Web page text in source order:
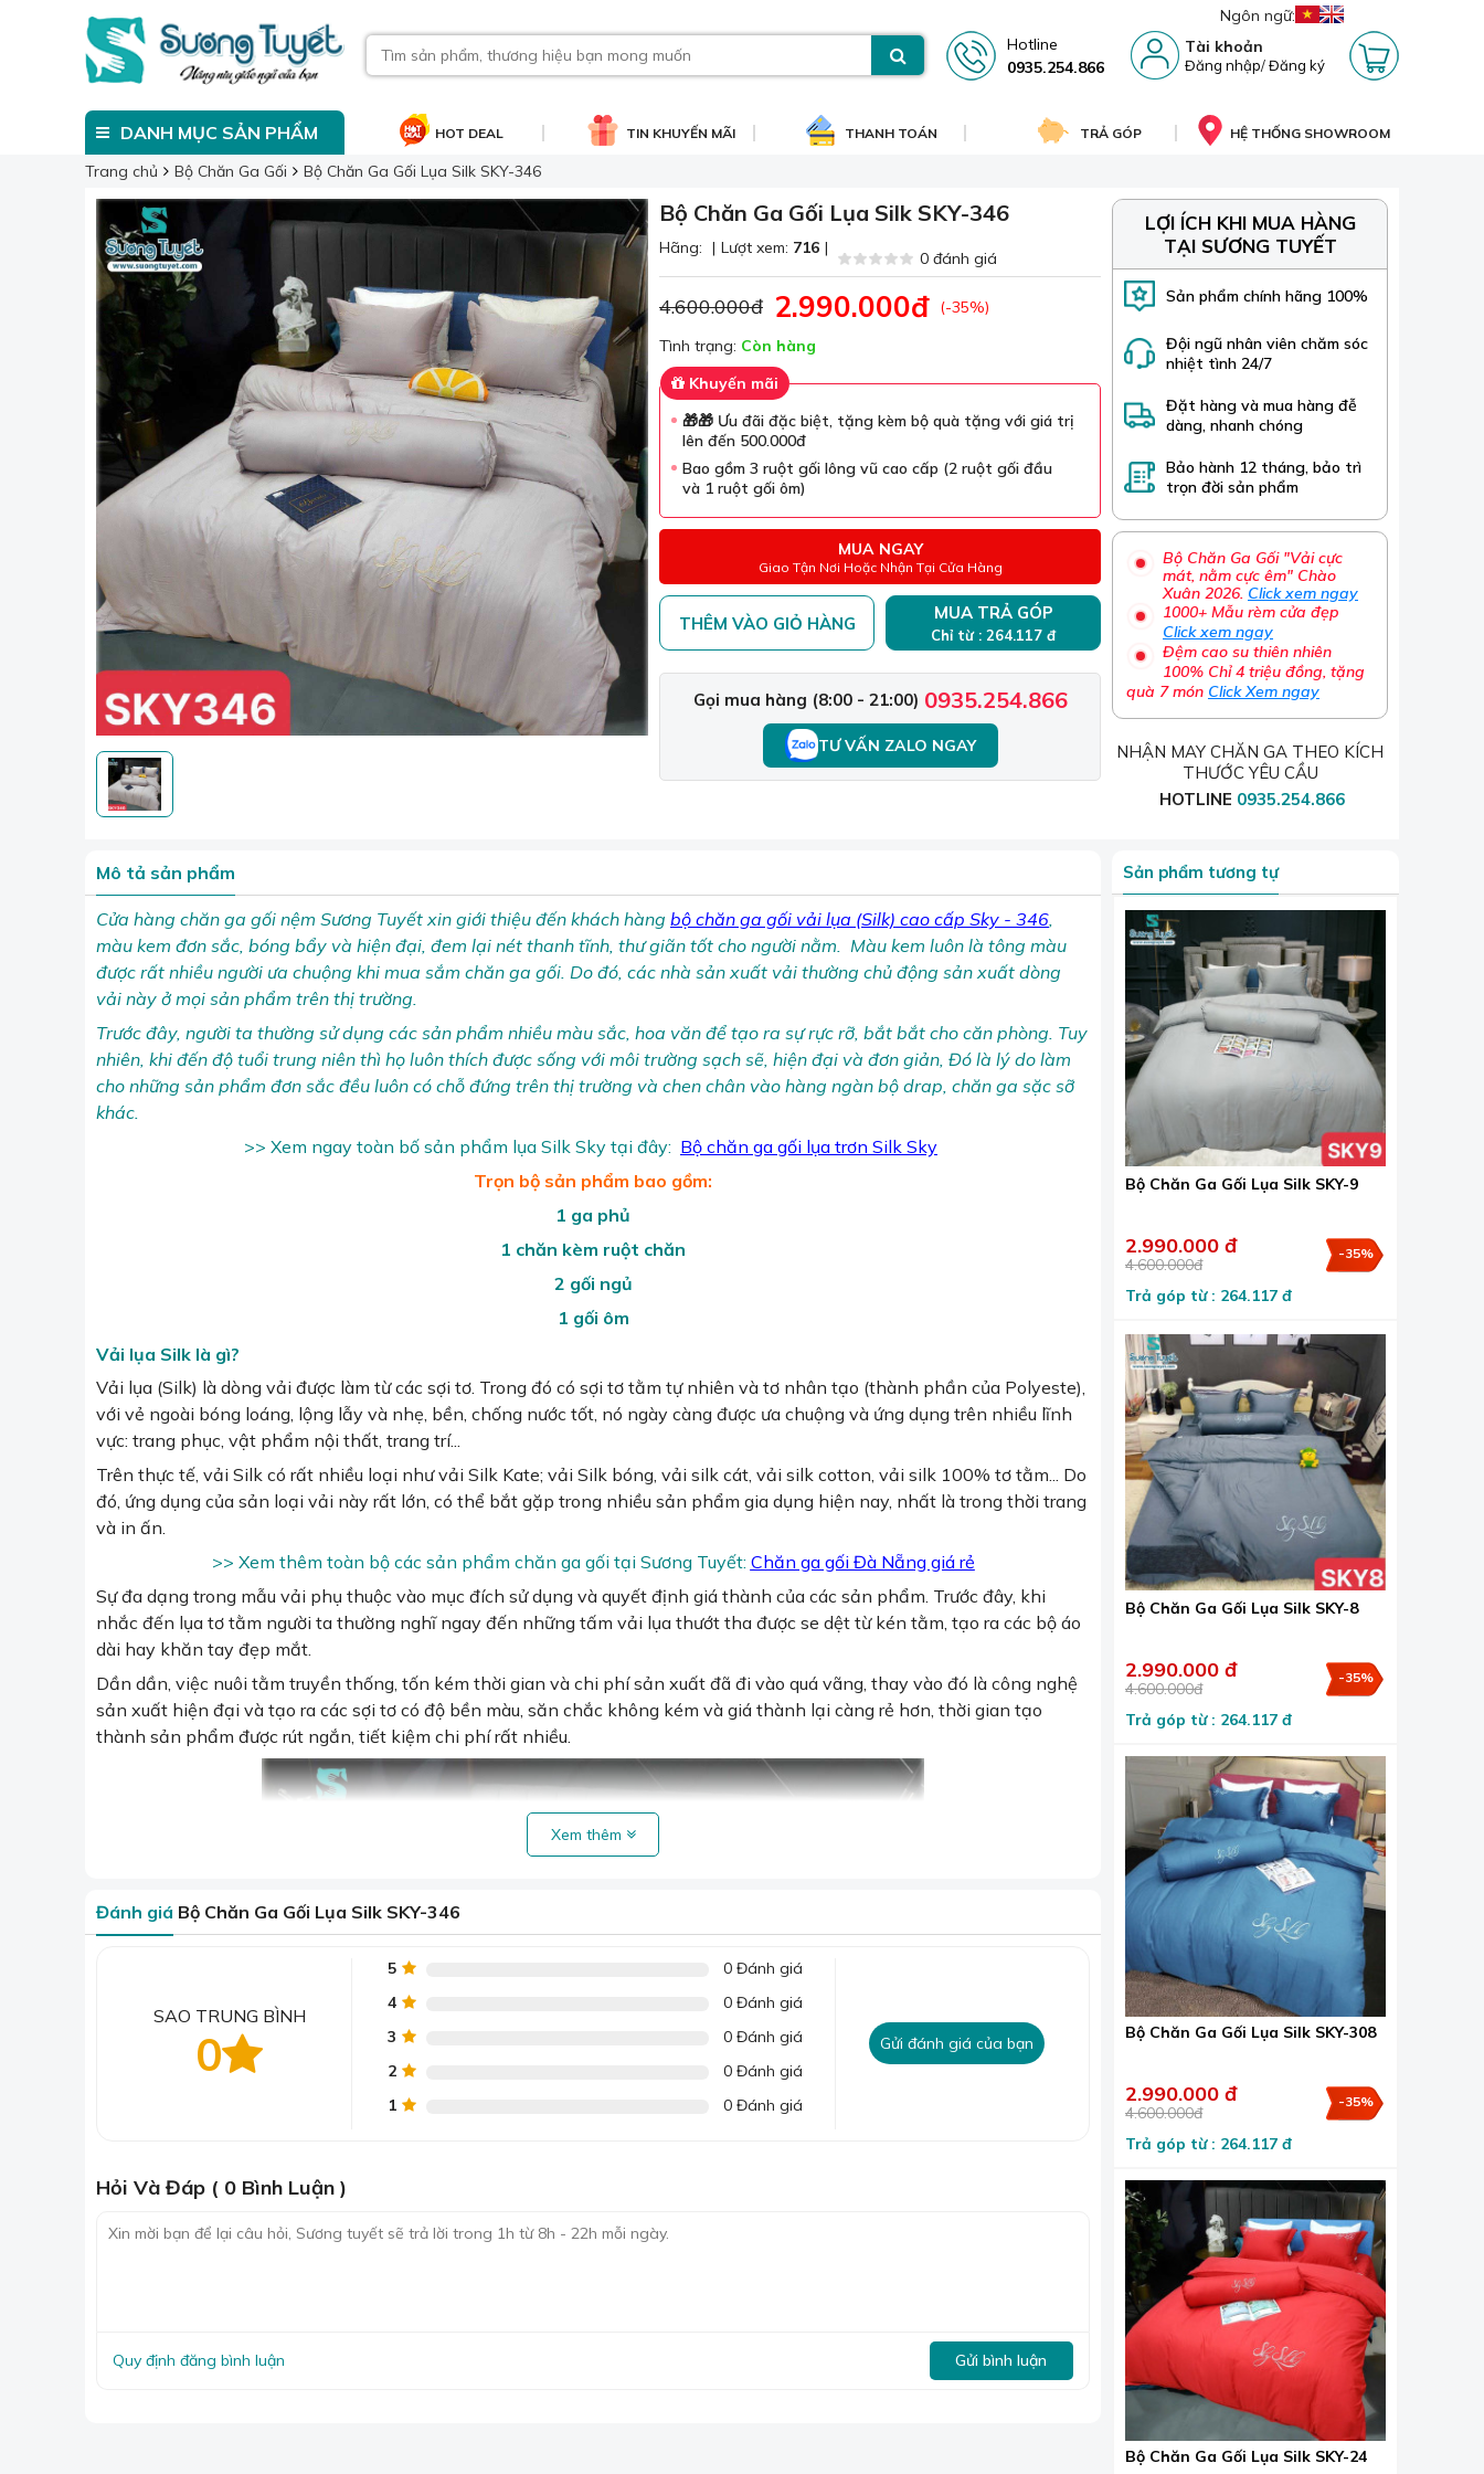
Ngôn ngữ:
Hotline
0935.254.866
Tài khoản
Đăng nhập/Đăng ký
DANH MỤC SẢN PHẨM HOT DEAL TIN KHUYẾN MÃI THANH TOÁN TRẢ GÓP HỆ THỐNG SHOWROOM
Trang chủ Bộ Chăn Ga Gối Bộ Chăn Ga Gối Lụa Silk SKY-346
Bộ Chăn Ga Gối Lụa Silk SKY-346
Hãng: | Lượt xem: 716 |
0 đánh giá
4.600.000đ 2.990.000đ
(-35%)
Tình trạng: Còn hàng
Khuyến mãi
🎁🎁 Ưu đãi đặc biệt, tặng kèm bộ quà tặng với giá trị
lên đến 500.000đ
Bao gồm 3 ruột gối lông vũ cao cấp (2 ruột gối đầu
và 1 ruột gối ôm)
MUA NGAY
Giao Tận Nơi Hoặc Nhận Tại Cửa Hàng
THÊM VÀO GIỎ HÀNG MUA TRẢ GÓP
Chỉ từ : 264.117 đ
Gọi mua hàng (8:00 - 21:00) 0935.254.866
TƯ VẤN ZALO NGAY
LỢI ÍCH KHI MUA HÀNG
TẠI SƯƠNG TUYẾT
Sản phẩm chính hãng 100%
Đội ngũ nhân viên chăm sóc
nhiệt tình 24/7
Đặt hàng và mua hàng đễ
dàng, nhanh chóng
Bảo hành 12 tháng, bảo trì
trọn đời sản phẩm
Bộ Chăn Ga Gối "Vải cực
mát, nằm cực êm" Chào
Xuân 2026. Click xem ngay
1000+ Mẫu rèm cửa đẹp
Click xem ngay
Đệm cao su thiên nhiên
100% Chỉ 4 triệu đồng, tặng
quà 7 món Click Xem ngay
NHẬN MAY CHĂN GA THEO KÍCH
THƯỚC YÊU CẦU
HOTLINE 0935.254.866
Mô tả sản phẩm
Cửa hàng chăn ga gối nệm Sương Tuyết xin giới thiệu đến khách hàng bộ chăn ga gối vải lụa (Silk) cao cấp Sky - 346
màu kem đơn sắc, bóng bẩy và hiện đại, đem lại nét thanh tĩnh, thư giãn tốt cho người nằm. Màu kem luôn là tông màu
được rất nhiều người ưa chuộng khi mua sắm chăn ga gối. Do đó, các nhà sản xuất vải thường chủ động sản xuất dòng
vải này ở mọi sản phẩm trên thị trường.
Trước đây, người ta thường sử dụng các sản phẩm nhiều màu sắc, hoa văn để tạo ra sự rực rỡ, bắt bắt cho căn phòng. Tuy
nhiên, khi đến độ tuổi trung niên thì họ luôn thích được sống với môi trường sạch sẽ, hiện đại và đơn giản, Đó là lý do làm
cho những sản phẩm đơn sắc đều luôn có chỗ đứng trên thị trường và chen chân vào hàng ngàn bộ drap, chăn ga sặc sỡ
khác.
>> Xem ngay toàn bố sản phẩm lụa Silk Sky tại đây: Bộ chăn ga gối lụa trơn Silk Sky
Trọn bộ sản phẩm bao gồm:
1 ga phủ
1 chăn kèm ruột chăn
2 gối ngủ
1 gối ôm
Vải lụa Silk là gì?
Vải lụa (Silk) là dòng vải được làm từ các sợi tơ. Trong đó có sợi tơ tằm tự nhiên và tơ nhân tạo (thành phần của Polyeste),
với vẻ ngoài bóng loáng, lộng lẫy và nhẹ, bền, chống nước tốt, nó ngày càng được ưa chuộng và ứng dụng trên nhiều lĩnh
vực: trang phục, vật phẩm nội thất, trang trí...
Trên thực tế, vải Silk có rất nhiều loại như vải Silk Kate; vải Silk bóng, vải silk cát, vải silk cotton, vải silk 100% tơ tằm... Do
đó, ứng dụng của sản loại vải này rất lớn, có thể bắt gặp trong nhiều sản phẩm gia dụng hiện nay, nhất là trong thời trang
và in ấn.
>> Xem thêm toàn bộ các sản phẩm chăn ga gối tại Sương Tuyết: Chăn ga gối Đà Nẵng giá rẻ
Sự đa dạng trong mẫu vải phụ thuộc vào mục đích sử dụng và quyết định giá thành của các sản phẩm. Trước đây, khi
nhắc đến lụa tơ tằm người ta thường nghĩ ngay đến những tấm vải lụa thướt tha được se dệt từ kén tằm, tạo ra các bộ áo
dài hay khăn tay đẹp mắt.
Dần dần, việc nuôi tằm truyền thống, tốn kém thời gian và chi phí sản xuất đã đi vào quá vãng, thay vào đó là công nghệ
sản xuất hiện đại và tạo ra các sợi tơ có độ bền màu, săn chắc không kém và giá thành lại càng rẻ hơn, thời gian tạo
thành sản phẩm được rút ngắn, tiết kiệm chi phí rất nhiều.
Xem thêm
Đánh giá Bộ Chăn Ga Gối Lụa Silk SKY-346
SAO TRUNG BÌNH
0
5
0 Đánh giá
4
0 Đánh giá
3
0 Đánh giá
2
0 Đánh giá
1
0 Đánh giá
Gửi đánh giá của bạn
Hỏi Và Đáp ( 0 Bình Luận )
Quy định đăng bình luận Gửi bình luận
Sản phẩm tương tự
Bộ Chăn Ga Gối Lụa Silk SKY-9
2.990.000 đ
4.600.000đ
-35%
Trả góp từ : 264.117 đ
Bộ Chăn Ga Gối Lụa Silk SKY-8
2.990.000 đ
4.600.000đ
-35%
Trả góp từ : 264.117 đ
Bộ Chăn Ga Gối Lụa Silk SKY-308
2.990.000 đ
4.600.000đ
-35%
Trả góp từ : 264.117 đ
Bộ Chăn Ga Gối Lụa Silk SKY-24